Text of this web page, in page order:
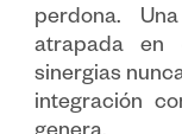
perdona.
atrapada en
sinergias
integración